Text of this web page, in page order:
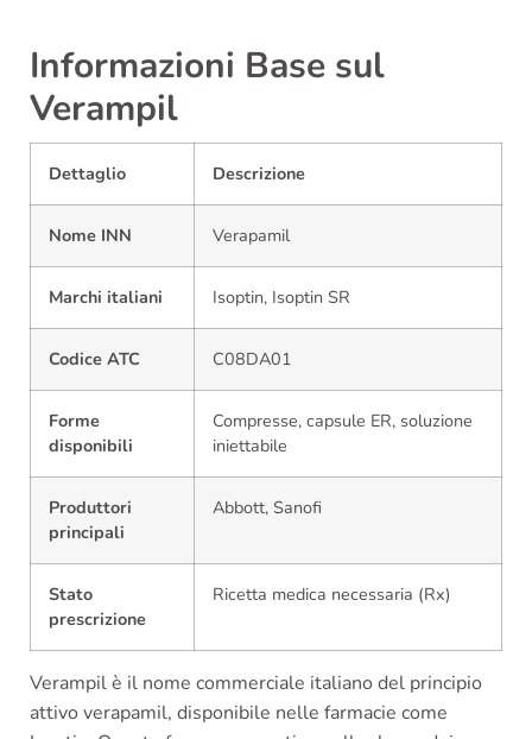
Informazioni Base sul
Verampil
Dettaglio Descrizione
Nome INN Verapamil
Marchi italiani Isoptin, Isoptin SR
Codice ATC C08DA01
Forme
disponibili
Compresse, capsule ER, soluzione
iniettabile
Produttori
principali
Abbott, Sanofi
Stato
prescrizione
Ricetta medica necessaria (Rx)
Verampil è il nome commerciale italiano del principio
attivo verapamil, disponibile nelle farmacie come